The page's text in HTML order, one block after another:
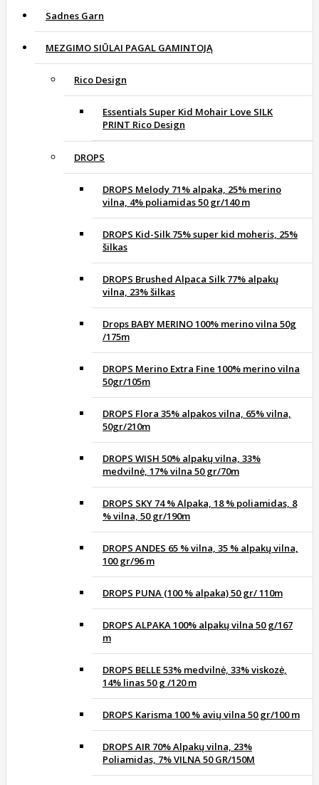
Sadnes Garn
MEZGIMO SIŪLAI PAGAL GAMINTOJĄ
Rico Design
Essentials Super Kid Mohair Love SILK
PRINT Rico Design
DROPS
DROPS Melody 71% alpaka, 25% merino
vilna, 4% poliamidas 50 gr/140 m
DROPS Kid-Silk 75% super kid moheris, 25%
šilkas
DROPS Brushed Alpaca Silk 77% alpakų
vilna, 23% šilkas
Drops BABY MERINO 100% merino vilna 50g
/175m
DROPS Merino Extra Fine 100% merino vilna
50gr/105m
DROPS Flora 35% alpakos vilna, 65% vilna,
50gr/210m
DROPS WISH 50% alpakų vilna, 33%
medvilnė, 17% vilna 50 gr/70m
DROPS SKY 74 % Alpaka, 18 % poliamidas, 8
% vilna, 50 gr/190m
DROPS ANDES 65 % vilna, 35 % alpakų vilna,
100 gr/96 m
DROPS PUNA (100 % alpaka) 50 gr/ 110m
DROPS ALPAKA 100% alpakų vilna 50 g/167
m
DROPS BELLE 53% medvilnė, 33% viskozė,
14% linas 50 g /120 m
DROPS Karisma 100 % avių vilna 50 gr/100 m
DROPS AIR 70% Alpakų vilna, 23%
Poliamidas, 7% VILNA 50 GR/150M